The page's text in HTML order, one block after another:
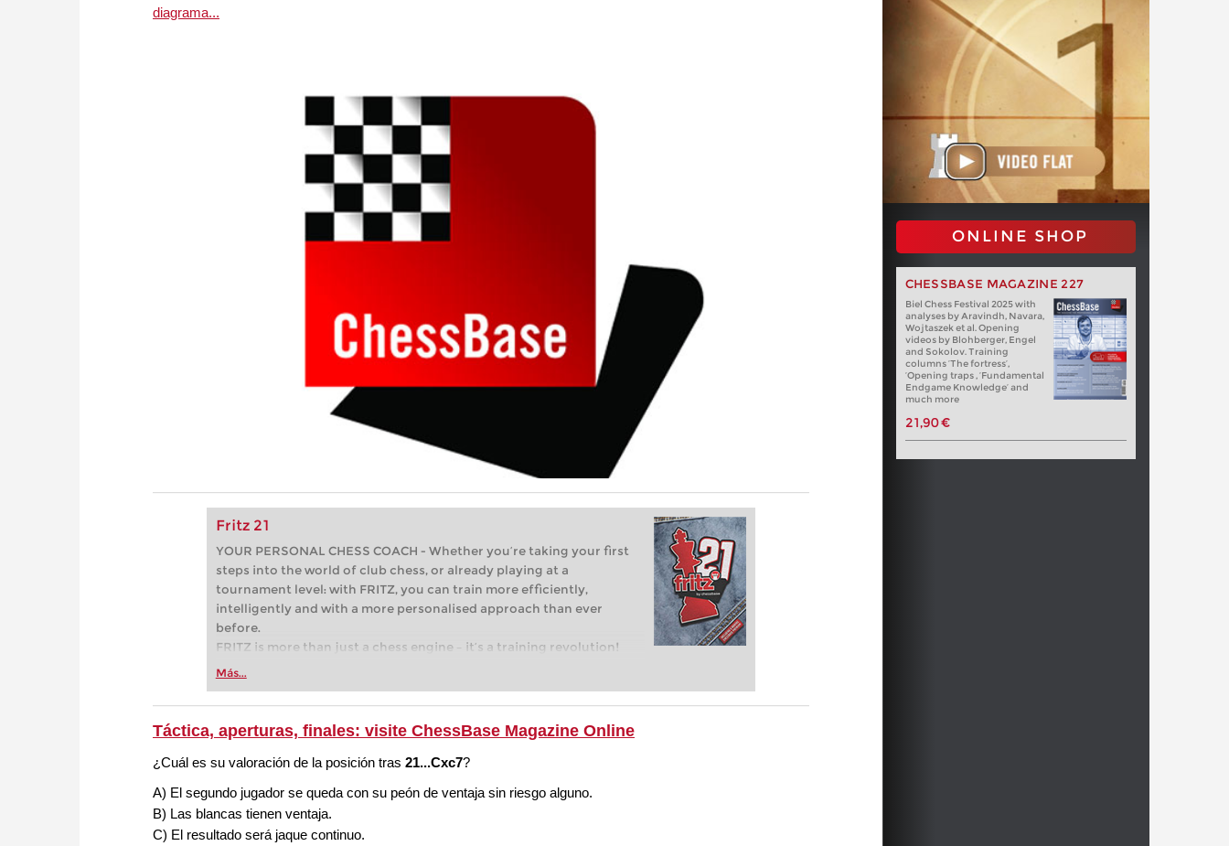
diagrama...
Fritz 21
YOUR PERSONAL CHESS COACH - Whether you’re taking your first
steps into the world of club chess, or already playing at a
tournament level: with FRITZ, you can train more efficiently,
intelligently and with a more personalised approach than ever
before.
FRITZ is more than just a chess engine – it’s a training revolution!
Whether you’re taking your first steps into the world of club chess,
more efficiently, intelligently and with a more personalised
approach than ever before.
Más...
ONLINE SHOP
CHESSBASE MAGAZINE 227
Biel Chess Festival 2025 with
analyses by Aravindh, Navara,
Wojtaszek et al. Opening
videos by Blohberger, Engel
and Sokolov. Training
columns ‘The fortress’,
‘Opening traps , ‘Fundamental
Endgame Knowledge’ and
much more
21,90 €
Táctica, aperturas, finales: visite ChessBase Magazine Online
¿Cuál es su valoración de la posición tras 21...Cxc7?
A) El segundo jugador se queda con su peón de ventaja sin riesgo alguno.
B) Las blancas tienen ventaja.
C) El resultado será jaque continuo.